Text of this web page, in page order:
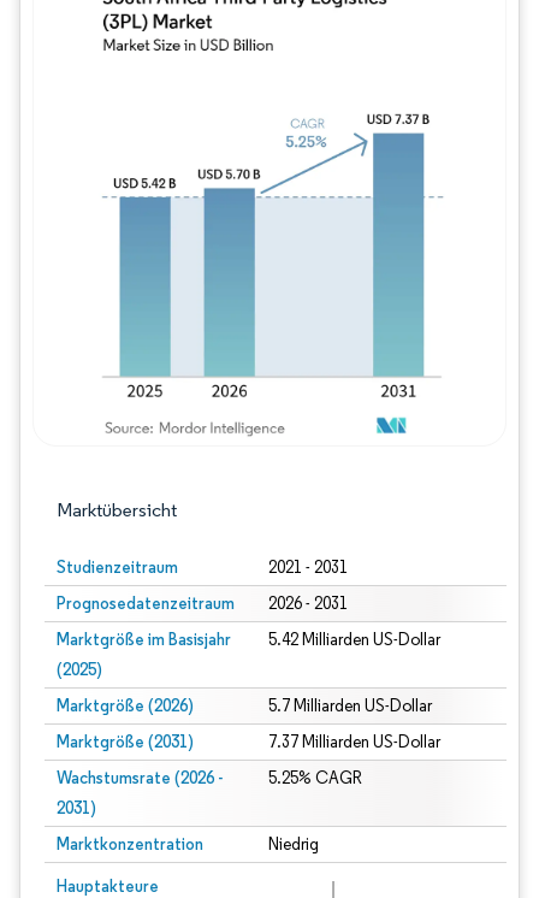
Marktübersicht
Studienzeitraum 2021 - 2031
Prognosedatenzeitraum 2026 - 2031
Marktgröße im Basisjahr
(2025)
5.42 Milliarden US-Dollar
Marktgröße (2026) 5.7 Milliarden US-Dollar
Marktgröße (2031) 7.37 Milliarden US-Dollar
Wachstumsrate (2026 -
2031)
5.25% CAGR
Marktkonzentration Niedrig
Hauptakteure
Bild © Mordor Intelligence. Wiederverwendung erfordert Namensnennung